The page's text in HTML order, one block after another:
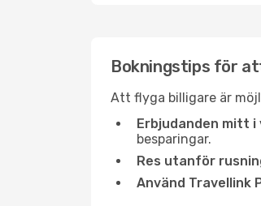
Bokningstips för
Att flyga billigare är
Erbjudanden mitt i
besparingar.
Res utanför
Använd Travellink